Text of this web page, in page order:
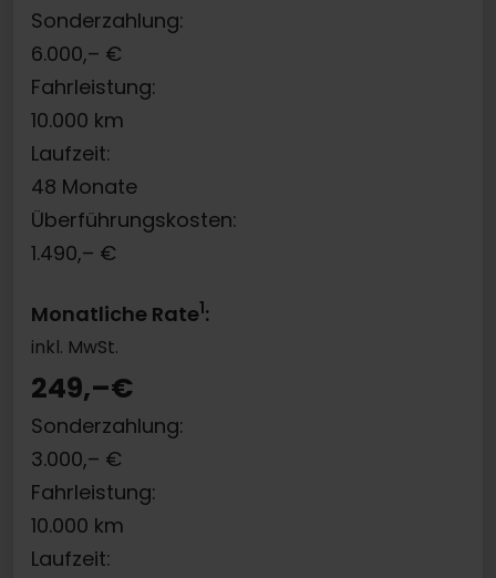
Sonderzahlung:
6.000,– €
Fahrleistung:
10.000 km
Laufzeit:
48 Monate
Überführungskosten:
1.490,– €
Monatliche Rate1:
inkl. MwSt.
249,–€
Sonderzahlung:
3.000,– €
Fahrleistung:
10.000 km
Laufzeit: